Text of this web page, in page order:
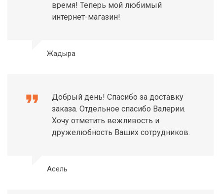
время! Теперь мой любимый
интернет-магазин!
Жадыра
format_quote
Добрый день! Спасибо за доставку
заказа. Отдельное спасибо Валерии.
Хочу отметить вежливость и
дружелюбность Ваших сотрудников.
Асель